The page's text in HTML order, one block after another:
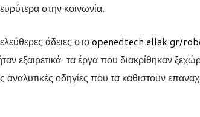
στην κοινωνία.
άδειες στοopenedtech.ellak.gr/
εξαιρετικά· τα έργα που διακρίθηκαν
αναλυτικές οδηγίες που τα καθιστούν